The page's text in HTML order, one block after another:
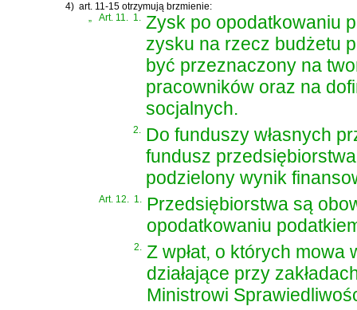
4) art. 11-15 otrzymują brzmienie:
„
Art. 11. 1. Zysk po opodatkowaniu
zysku na rzecz budżetu
być przeznaczony na
pracowników oraz na
socjalnych.
2. Do funduszy własnych
fundusz
podzielony wynik
Art. 12. 1. Przedsiębiorstwa są
opodatkowaniu
2. Z wpłat, o których
działające przy
Ministrowi